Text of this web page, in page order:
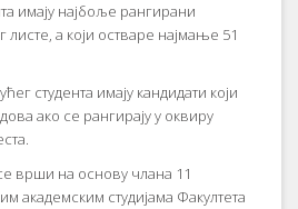
имају најбоље рангирани
листе, а који остваре најмање 51
студента имају кандидати који
ако се рангирају у оквиру
врши на основу члана 11
академским студијама Факултета